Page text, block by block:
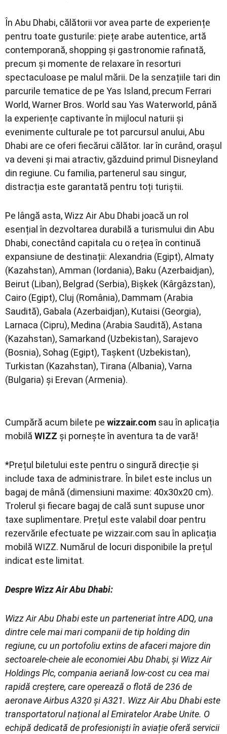
În Abu Dhabi, călătorii vor avea parte de experiențe
pentru toate gusturile: piețe arabe autentice, artă
contemporană, shopping și gastronomie rafinată,
precum și momente de relaxare în resorturi
spectaculoase pe malul mării. De la senzațiile tari din
parcurile tematice de pe Yas Island, precum Ferrari
World, Warner Bros. World sau Yas Waterworld, până
la experiențe captivante în mijlocul naturii și
evenimente culturale pe tot parcursul anului, Abu
Dhabi are ce oferi fiecărui călător. Iar în curând, orașul
va deveni și mai atractiv, găzduind primul Disneyland
din regiune. Cu familia, partenerul sau singur,
distracția este garantată pentru toți turiștii.
Pe lângă asta, Wizz Air Abu Dhabi joacă un rol
esențial în dezvoltarea durabilă a turismului din Abu
Dhabi, conectând capitala cu o rețea în continuă
expansiune de destinații: Alexandria (Egipt), Almaty
(Kazahstan), Amman (Iordania), Baku (Azerbaidjan),
Beirut (Liban), Belgrad (Serbia), Bișkek (Kârgâzstan),
Cairo (Egipt), Cluj (România), Dammam (Arabia
Saudită), Gabala (Azerbaidjan), Kutaisi (Georgia),
Larnaca (Cipru), Medina (Arabia Saudită), Astana
(Kazahstan), Samarkand (Uzbekistan), Sarajevo
(Bosnia), Sohag (Egipt), Tașkent (Uzbekistan),
Turkistan (Kazahstan), Tirana (Albania), Varna
(Bulgaria) și Erevan (Armenia).
Cumpără acum bilete pe wizzair.com sau în aplicația
mobilă WIZZ și pornește în aventura ta de vară!
*Prețul biletului este pentru o singură direcție și
include taxa de administrare. În bilet este inclus un
bagaj de mână (dimensiuni maxime: 40x30x20 cm).
Trolerul și fiecare bagaj de cală sunt supuse unor
taxe suplimentare. Prețul este valabil doar pentru
rezervările efectuate pe wizzair.com sau în aplicația
mobilă WIZZ. Numărul de locuri disponibile la prețul
indicat este limitat.
Despre Wizz Air Abu Dhabi:
Wizz Air Abu Dhabi este un parteneriat între ADQ, una
dintre cele mai mari companii de tip holding din
regiune, cu un portofoliu extins de afaceri majore din
sectoarele-cheie ale economiei Abu Dhabi, și Wizz Air
Holdings Plc, compania aeriană low-cost cu cea mai
rapidă creștere, care operează o flotă de 236 de
aeronave Airbus A320 și A321. Wizz Air Abu Dhabi este
transportatorul național al Emiratelor Arabe Unite. O
echipă dedicată de profesioniști în aviație oferă servicii